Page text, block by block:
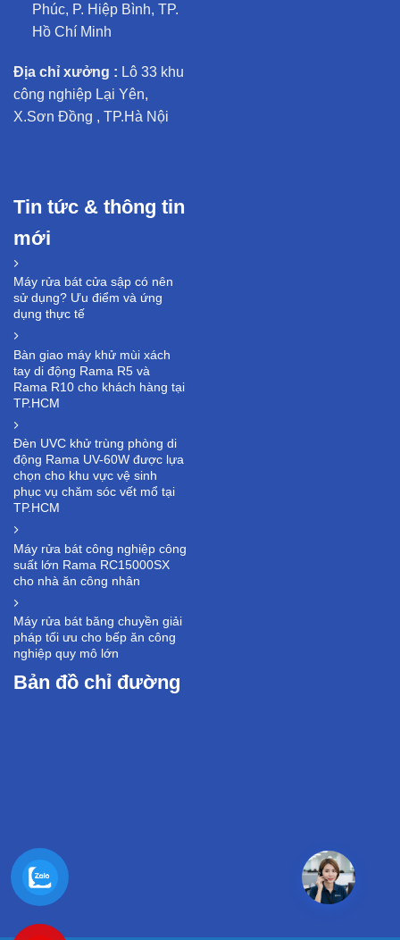
Phúc, P. Hiệp Bình, TP.
Hồ Chí Minh
Địa chỉ xưởng : Lô 33 khu
công nghiệp Lại Yên,
X.Sơn Đồng , TP.Hà Nội
Tin tức & thông tin
mới
Máy rửa bát cửa sập có nên
sử dụng? Ưu điểm và ứng
dụng thực tế
Bàn giao máy khử mùi xách
tay di động Rama R5 và
Rama R10 cho khách hàng tại
TP.HCM
Đèn UVC khử trùng phòng di
động Rama UV-60W được lựa
chọn cho khu vực vệ sinh
phục vụ chăm sóc vết mổ tại
TP.HCM
Máy rửa bát công nghiệp công
suất lớn Rama RC15000SX
cho nhà ăn công nhân
Máy rửa bát băng chuyền giải
pháp tối ưu cho bếp ăn công
nghiệp quy mô lớn
Bản đồ chỉ đường